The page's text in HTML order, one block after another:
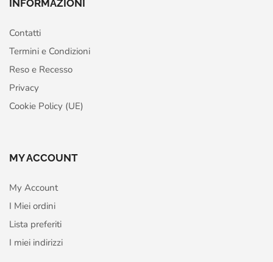
INFORMAZIONI
Contatti
Termini e Condizioni
Reso e Recesso
Privacy
Cookie Policy (UE)
MY ACCOUNT
My Account
I Miei ordini
Lista preferiti
I miei indirizzi